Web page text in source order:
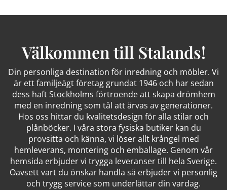
Välkommen till Stalands!
Din personliga destination för inredning och möbler. Vi
är ett familjeägt företag grundat 1946 och har sedan
dess haft Stockholms förtroende att skapa drömhem
med en inredning som tål att ärvas av generationer.
Hos oss hittar du kvalitetsdesign för alla stilar och
plånböcker. I våra stora fysiska butiker kan du
provsitta och känna, vi löser allt krångel med
hemleverans, montering och emballage. Genom vår
hemsida erbjuder vi trygga leveranser till hela Sverige.
Oavsett vart du önskar handla så erbjuder vi personlig
och trygg service som underlättar din vardag.